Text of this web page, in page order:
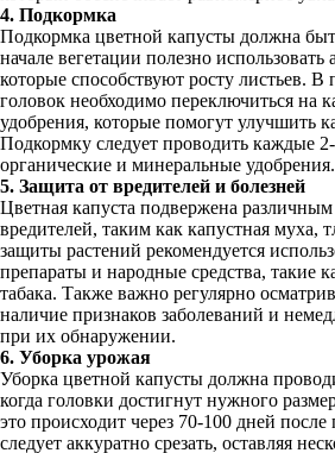
4. Подкормка
Подкормка цветной капусты должна
начале вегетации полезно использовать
которые способствуют росту листьев.
головок необходимо переключиться на
удобрения, которые помогут улучшить
Подкормку следует проводить каждые
органические и минеральные удобрения.
5. Защита от вредителей и болезней
Цветная капуста подвержена
вредителей, таким как капустная муха,
защиты растений рекомендуется
препараты и народные средства, такие
табака. Также важно регулярно
наличие признаков заболеваний и
при их обнаружении.
6. Уборка урожая
Уборка цветной капусты должна
когда головки достигнут нужного
это происходит через 70-100 дней
следует аккуратно срезать, оставляя